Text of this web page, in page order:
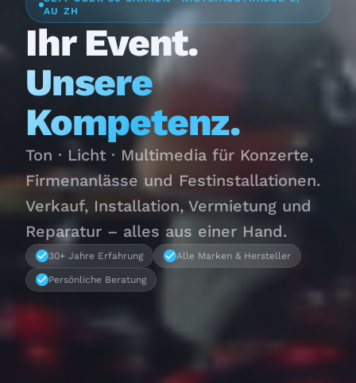
AU ZH
Ihr Event.
Unsere
Kompetenz.
Ton · Licht · Multimedia für Konzerte,
Firmenanlässe und Festinstallationen.
Verkauf, Installation, Vermietung und
Reparatur – alles aus einer Hand.
30+ Jahre Erfahrung Alle Marken & Hersteller
Persönliche Beratung